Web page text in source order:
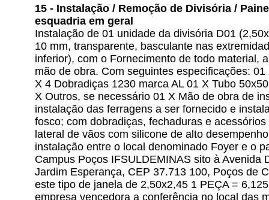
15 - Instalação / Remoção de Divisória /
esquadria em geral
Instalação de 01 unidade da divisória D01
10 mm, transparente, basculante nas
inferior), com o Fornecimento de todo material,
mão de obra. Com seguintes especificações:
X 4 Dobradiças 1230 marca AL 01 X Tubo
X Outros, se necessário 01 X Mão de obra de
instalação das ferragens a ser fornecido e
fosco; com dobradiças, fechaduras e
lateral de vãos com silicone de alto
instalação entre o local denominado Foyer e o
Campus Poços IFSULDEMINAS sito à Avenida
Jardim Esperança, CEP 37.713 100, Poços de
este tipo de janela de 2,50x2,45 1 PEÇA =
empresa vencedora a conferência no local das